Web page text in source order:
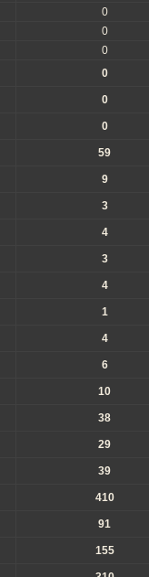
0
0
0
0
0
0
59
9
3
4
3
4
1
4
6
10
38
29
39
410
91
155